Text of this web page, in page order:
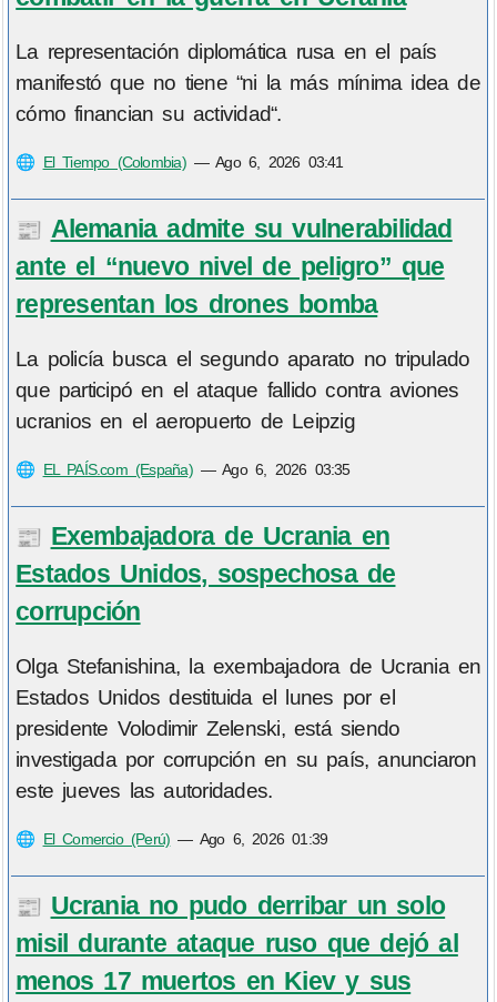
La representación diplomática rusa en el país
manifestó que no tiene “ni la más mínima idea de
cómo financian su actividad“.
🌐 El Tiempo (Colombia)—Ago 6, 2026 03:41
📰 Alemania admite su vulnerabilidad
ante el “nuevo nivel de peligro” que
representan los drones bomba
La policía busca el segundo aparato no tripulado
que participó en el ataque fallido contra aviones
ucranios en el aeropuerto de Leipzig
🌐 EL PAÍS.com (España)—Ago 6, 2026 03:35
📰 Exembajadora de Ucrania en
Estados Unidos, sospechosa de
corrupción
Olga Stefanishina, la exembajadora de Ucrania en
Estados Unidos destituida el lunes por el
presidente Volodimir Zelenski, está siendo
investigada por corrupción en su país, anunciaron
este jueves las autoridades.
🌐 El Comercio (Perú) — Ago 6, 2026 01:39
📰 Ucrania no pudo derribar un solo
misil durante ataque ruso que dejó al
menos 17 muertos en Kiev y sus